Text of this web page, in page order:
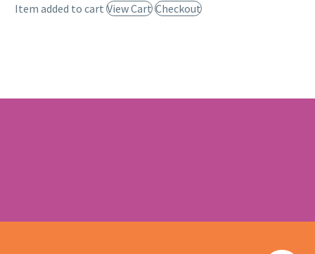
Item added to cart View Cart Checkout